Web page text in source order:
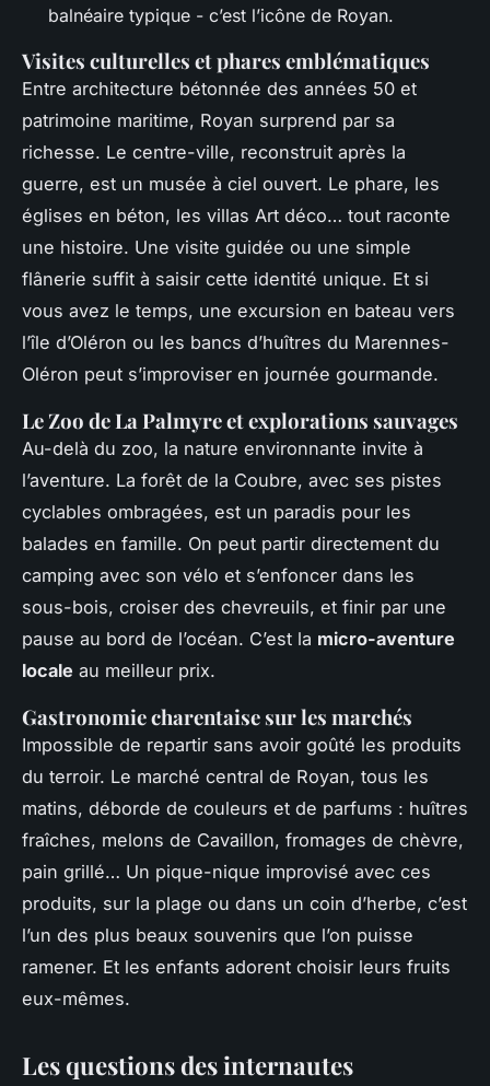
balnéaire typique - c’est l’icône de Royan.
Visites culturelles et phares emblématiques
Entre architecture bétonnée des années 50 et
patrimoine maritime, Royan surprend par sa
richesse. Le centre-ville, reconstruit après la
guerre, est un musée à ciel ouvert. Le phare, les
églises en béton, les villas Art déco… tout raconte
une histoire. Une visite guidée ou une simple
flânerie suffit à saisir cette identité unique. Et si
vous avez le temps, une excursion en bateau vers
l’île d’Oléron ou les bancs d’huîtres du Marennes-
Oléron peut s’improviser en journée gourmande.
Le Zoo de La Palmyre et explorations sauvages
Au-delà du zoo, la nature environnante invite à
l’aventure. La forêt de la Coubre, avec ses pistes
cyclables ombragées, est un paradis pour les
balades en famille. On peut partir directement du
camping avec son vélo et s’enfoncer dans les
sous-bois, croiser des chevreuils, et finir par une
pause au bord de l’océan. C’est la micro-aventure
locale au meilleur prix.
Gastronomie charentaise sur les marchés
Impossible de repartir sans avoir goûté les produits
du terroir. Le marché central de Royan, tous les
matins, déborde de couleurs et de parfums : huîtres
fraîches, melons de Cavaillon, fromages de chèvre,
pain grillé… Un pique-nique improvisé avec ces
produits, sur la plage ou dans un coin d’herbe, c’est
l’un des plus beaux souvenirs que l’on puisse
ramener. Et les enfants adorent choisir leurs fruits
eux-mêmes.
Les questions des internautes